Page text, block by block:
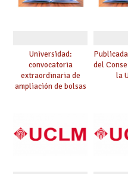
Universidad:
convocatoria
extraordinaria de
ampliación de bolsas
del
la